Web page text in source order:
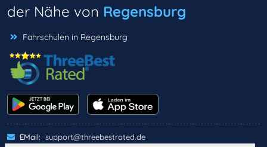
der Nähe von Regensburg
Fahrschulen in Regensburg
EMail: support@threebestrated.de